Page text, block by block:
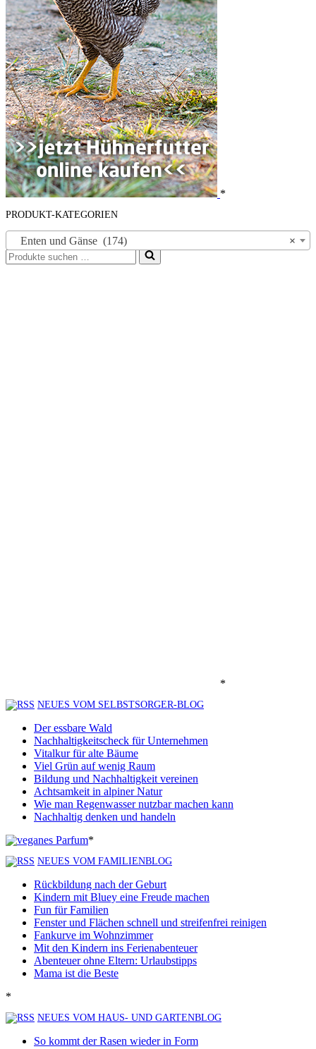
*
PRODUKT-KATEGORIEN
×
Enten und Gänse (174)
Suchen
nach …
*
NEUES VOM SELBSTSORGER-BLOG
Der essbare Wald
Nachhaltigkeitscheck für Unternehmen
Vitalkur für alte Bäume
Viel Grün auf wenig Raum
Bildung und Nachhaltigkeit vereinen
Achtsamkeit in alpiner Natur
Wie man Regenwasser nutzbar machen kann
Nachhaltig denken und handeln
*
NEUES VOM FAMILIENBLOG
Rückbildung nach der Geburt
Kindern mit Bluey eine Freude machen
Fun für Familien
Fenster und Flächen schnell und streifenfrei reinigen
Fankurve im Wohnzimmer
Mit den Kindern ins Ferienabenteuer
Abenteuer ohne Eltern: Urlaubstipps
Mama ist die Beste
*
NEUES VOM HAUS- UND GARTENBLOG
So kommt der Rasen wieder in Form